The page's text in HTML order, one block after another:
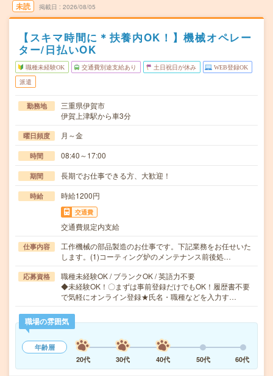
未読 掲載日 2026/08/05
【スキマ時間に＊扶養内OK！】機械オペレー
ター/日払いOK
職種未経験OK 交通費別途支給あり 土日祝日が休み WEB登録OK
派遣
勤務地
三重県伊賀市
伊賀上津駅から車3分
曜日頻度 月～金
時間 08:40～17:00
期間 長期でお仕事できる方、大歓迎！
時給 時給1200円
交通費
交通費規定内支給
仕事内容
工作機械の部品製造のお仕事です。下記業務をお任せいた
します。(1)コーティング炉のメンテナンス前後処…
応募資格
職種未経験OK / ブランクOK / 英語力不要
◆未経験OK！〇まずは事前登録だけでもOK！履歴書不要
で気軽にオンライン登録★氏名・職種などを入力す…
職場の雰囲気
年齢層
20代
30代 40代 50代 60代